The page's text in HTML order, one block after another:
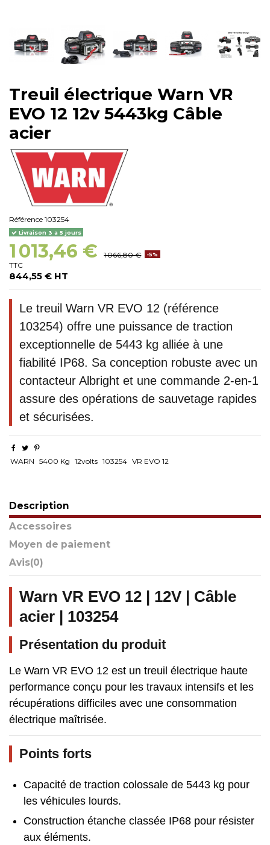
Treuil électrique Warn VR
EVO 12 12v 5443kg Câble
acier
Référence 103254
Livraison 3 a 5 jours
1 013,46 € 1 066,80 € -5%
TTC
844,55 € HT
Le treuil Warn VR EVO 12 (référence
103254) offre une puissance de traction
exceptionnelle de 5443 kg alliée à une
fiabilité IP68. Sa conception robuste avec un
contacteur Albright et une commande 2-en-1
assure des opérations de sauvetage rapides
et sécurisées.
WARN 5400 Kg 12volts 103254 VR EVO 12
Description
Accessoires
Moyen de paiement
Avis(0)
Warn VR EVO 12 | 12V | Câble
acier | 103254
Présentation du produit
Le Warn VR EVO 12 est un treuil électrique haute
performance conçu pour les travaux intensifs et les
récupérations difficiles avec une consommation
électrique maîtrisée.
Points forts
Capacité de traction colossale de 5443 kg pour
les véhicules lourds.
Construction étanche classée IP68 pour résister
aux éléments.